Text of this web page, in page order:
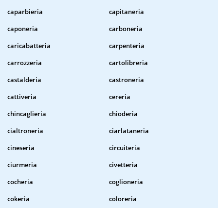
caparbieria
capitaneria
caponeria
carboneria
caricabatteria
carpenteria
carrozzeria
cartolibreria
castalderia
castroneria
cattiveria
cereria
chincaglieria
chioderia
cialtroneria
ciarlataneria
cineseria
circuiteria
ciurmeria
civetteria
cocheria
coglioneria
cokeria
coloreria